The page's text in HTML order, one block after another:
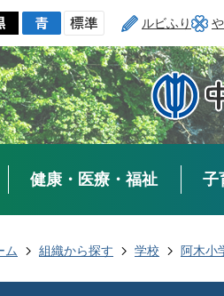
ルビふり
健康・医療・福祉 子
ム 組織から探す 学校 阿木小